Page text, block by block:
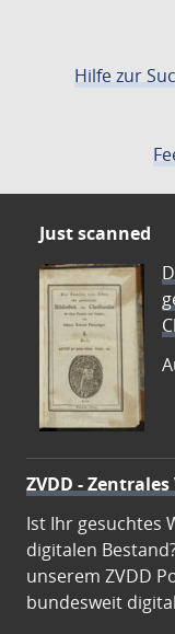
Hilfe zur
Just scanned
ZVDD -
Ist Ihr gesuchtes
digitalen
unserem ZVDD
bundesweit